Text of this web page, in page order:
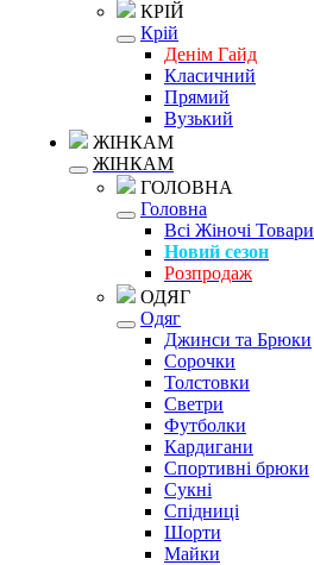
КРІЙ
Крій
Денім Гайд
Класичний
Прямий
Вузький
ЖІНКАМ
ЖІНКАМ
ГОЛОВНА
Головна
Всі Жіночі Товари
Новий сезон
Розпродаж
ОДЯГ
Одяг
Джинси та Брюки
Сорочки
Толстовки
Светри
Футболки
Кардигани
Спортивні брюки
Сукні
Спідниці
Шорти
Майки